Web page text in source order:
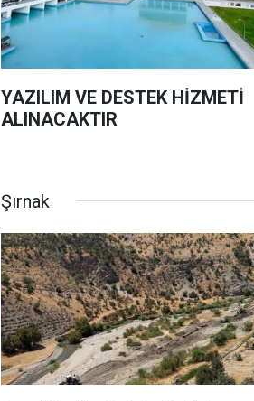
YAZILIM VE DESTEK HİZMETİ
ALINACAKTIR
Şırnak